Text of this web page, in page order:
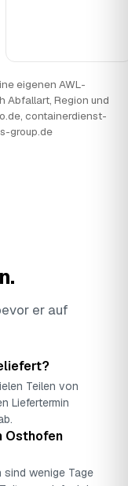
eigenen AWL-
Abfallart, Region und
containerdienst-
group.de
er auf
Teilen von
Liefertermin
Osthofen
wenige Tage